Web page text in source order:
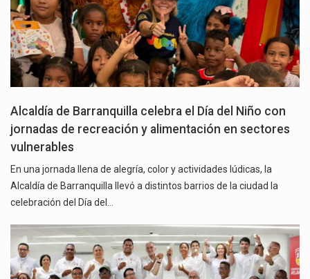
Alcaldía de Barranquilla celebra el Día del Niño con
jornadas de recreación y alimentación en sectores
vulnerables
En una jornada llena de alegría, color y actividades lúdicas, la
Alcaldía de Barranquilla llevó a distintos barrios de la ciudad la
celebración del Día del…